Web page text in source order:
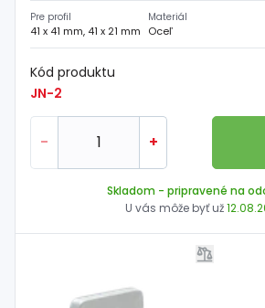
Pre profil
41 x 41 mm, 41 x 21 mm
Materiál
Oceľ
Kód produktu
JN-2
- +
Skladom - pripravené na
U vás môže byť už